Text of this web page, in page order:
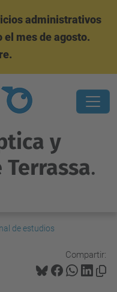
administrativos
mes de agosto.
y
.
de estudios
Compartir: